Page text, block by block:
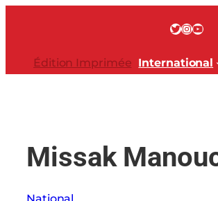
Twitter InstagramYouTube
Édition Imprimée International
Missak
National